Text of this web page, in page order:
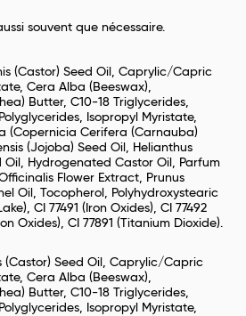
souvent que nécessaire.
(Castor) Seed Oil, Caprylic/Capric
Cera Alba (Beeswax),
Butter, C10-18 Triglycerides,
Isopropyl Myristate,
(Copernicia Cerifera (Carnauba)
(Jojoba) Seed Oil, Helianthus
Oil, Hydrogenated Castor Oil, Parfum
Flower Extract, Prunus
Oil, Tocopherol, Polyhydroxystearic
CI 77491 (Iron Oxides), CI 77492
Oxides), CI 77891 (Titanium Dioxide).
(Castor) Seed Oil, Caprylic/Capric
Cera Alba (Beeswax),
Butter, C10-18 Triglycerides,
Isopropyl Myristate,